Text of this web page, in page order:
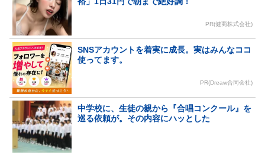
PR(健商株式会社)
SNSアカウントを着実に成長。実はみんなココ
使ってます。
PR(Dreaw合同会社)
中学校に、生徒の親から『合唱コンクール』を
巡る依頼が。その内容にハッとした